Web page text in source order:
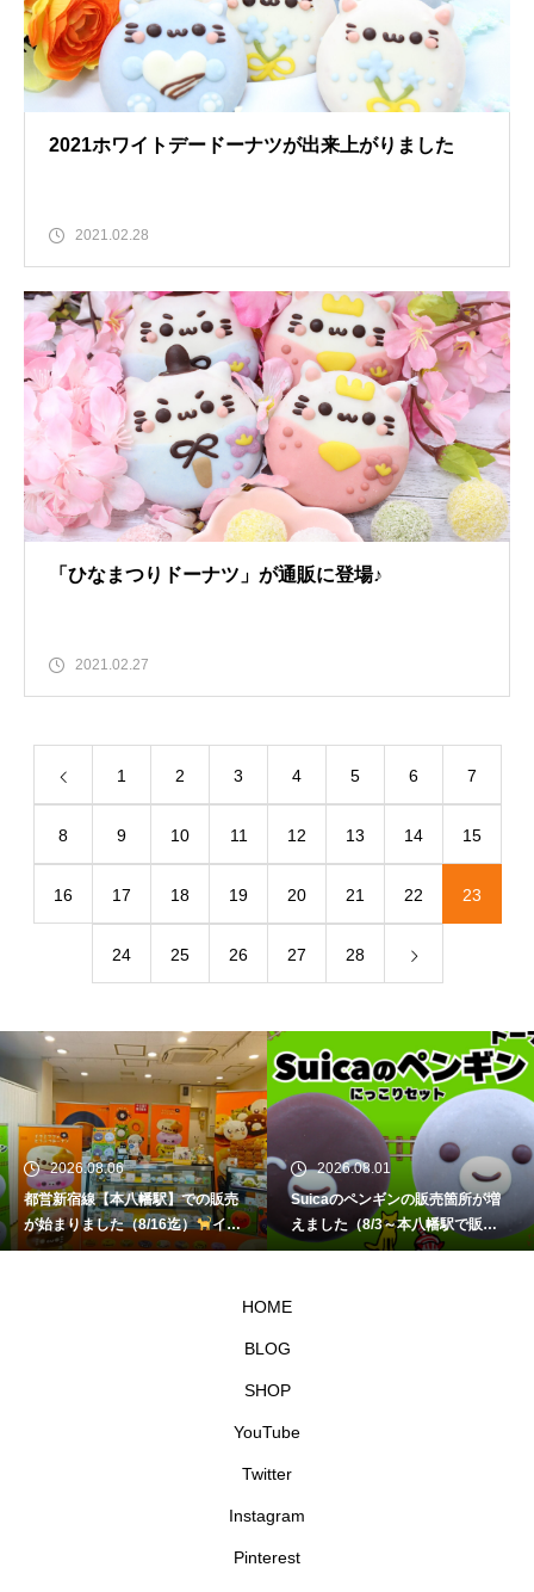
2021ホワイトデードーナツが出来上がりました
2021.02.28
「ひなまつりドーナツ」が通販に登場♪
2021.02.27
1 2 3 4 5 6 7
8 9 10 11 12 13 14 15
16 17 18 19 20 21 22 23
24 25 26 27 28
2026.08.06
都営新宿線【本八幡駅】での販売
が始まりました（8/16迄）
イク
ミママのどうぶつドーナツ
2026.08.01
Suicaのペンギンの販売箇所が増
えました（8/3～本八幡駅で販
売）
イクミママのどうぶつドー
HOME
BLOG
SHOP
YouTube
Twitter
Instagram
Pinterest